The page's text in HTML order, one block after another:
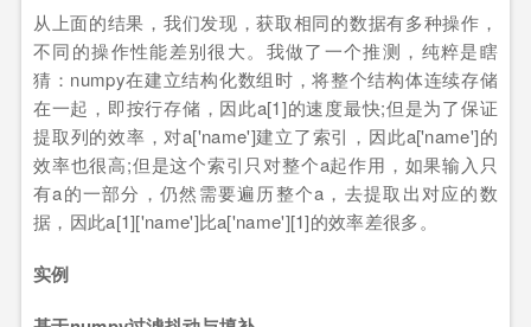
从上面的结果，我们发现，获取相同的数据有多种操作，
不同的操作性能差别很大。我做了一个推测，纯粹是瞎
猜：numpy在建立结构化数组时，将整个结构体连续存储
在一起，即按行存储，因此a[1]的速度最快;但是为了保证
提取列的效率，对a['name']建立了索引，因此a['name']的
效率也很高;但是这个索引只对整个a起作用，如果输入只
有a的一部分，仍然需要遍历整个a，去提取出对应的数
据，因此a[1]['name']比a['name'][1]的效率差很多。
实例